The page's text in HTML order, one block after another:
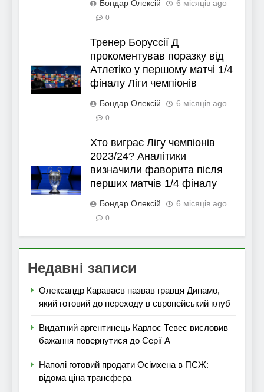
Бондар Олексій 6 місяців ago
0
Тренер Боруссії Д
прокоментував поразку від
Атлетіко у першому матчі 1/4
фіналу Ліги чемпіонів
Бондар Олексій 6 місяців ago
0
Хто виграє Лігу чемпіонів
2023/24? Аналітики
визначили фаворита після
перших матчів 1/4 фіналу
Бондар Олексій 6 місяців ago
0
Недавні записи
Олександр Караваєв назвав гравця Динамо,
який готовий до переходу в європейський клуб
Видатний аргентинець Карлос Тевес висловив
бажання повернутися до Серії А
Наполі готовий продати Осімхена в ПСЖ:
відома ціна трансфера